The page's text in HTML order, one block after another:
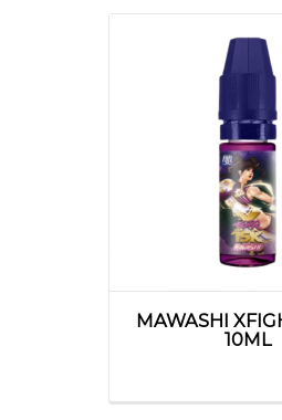
MAWASHI
10ML